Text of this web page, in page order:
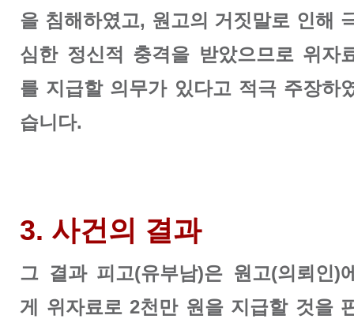
을 침해하였고, 원고의 거짓말로 인해
심한 정신적 충격을 받았으므로 위자
를 지급할 의무가 있다고 적극 주장하
습니다.
3. 사건의 결과
그 결과 피고(유부남)은 원고(의뢰인)
게 위자료로 2천만 원을 지급할 것을